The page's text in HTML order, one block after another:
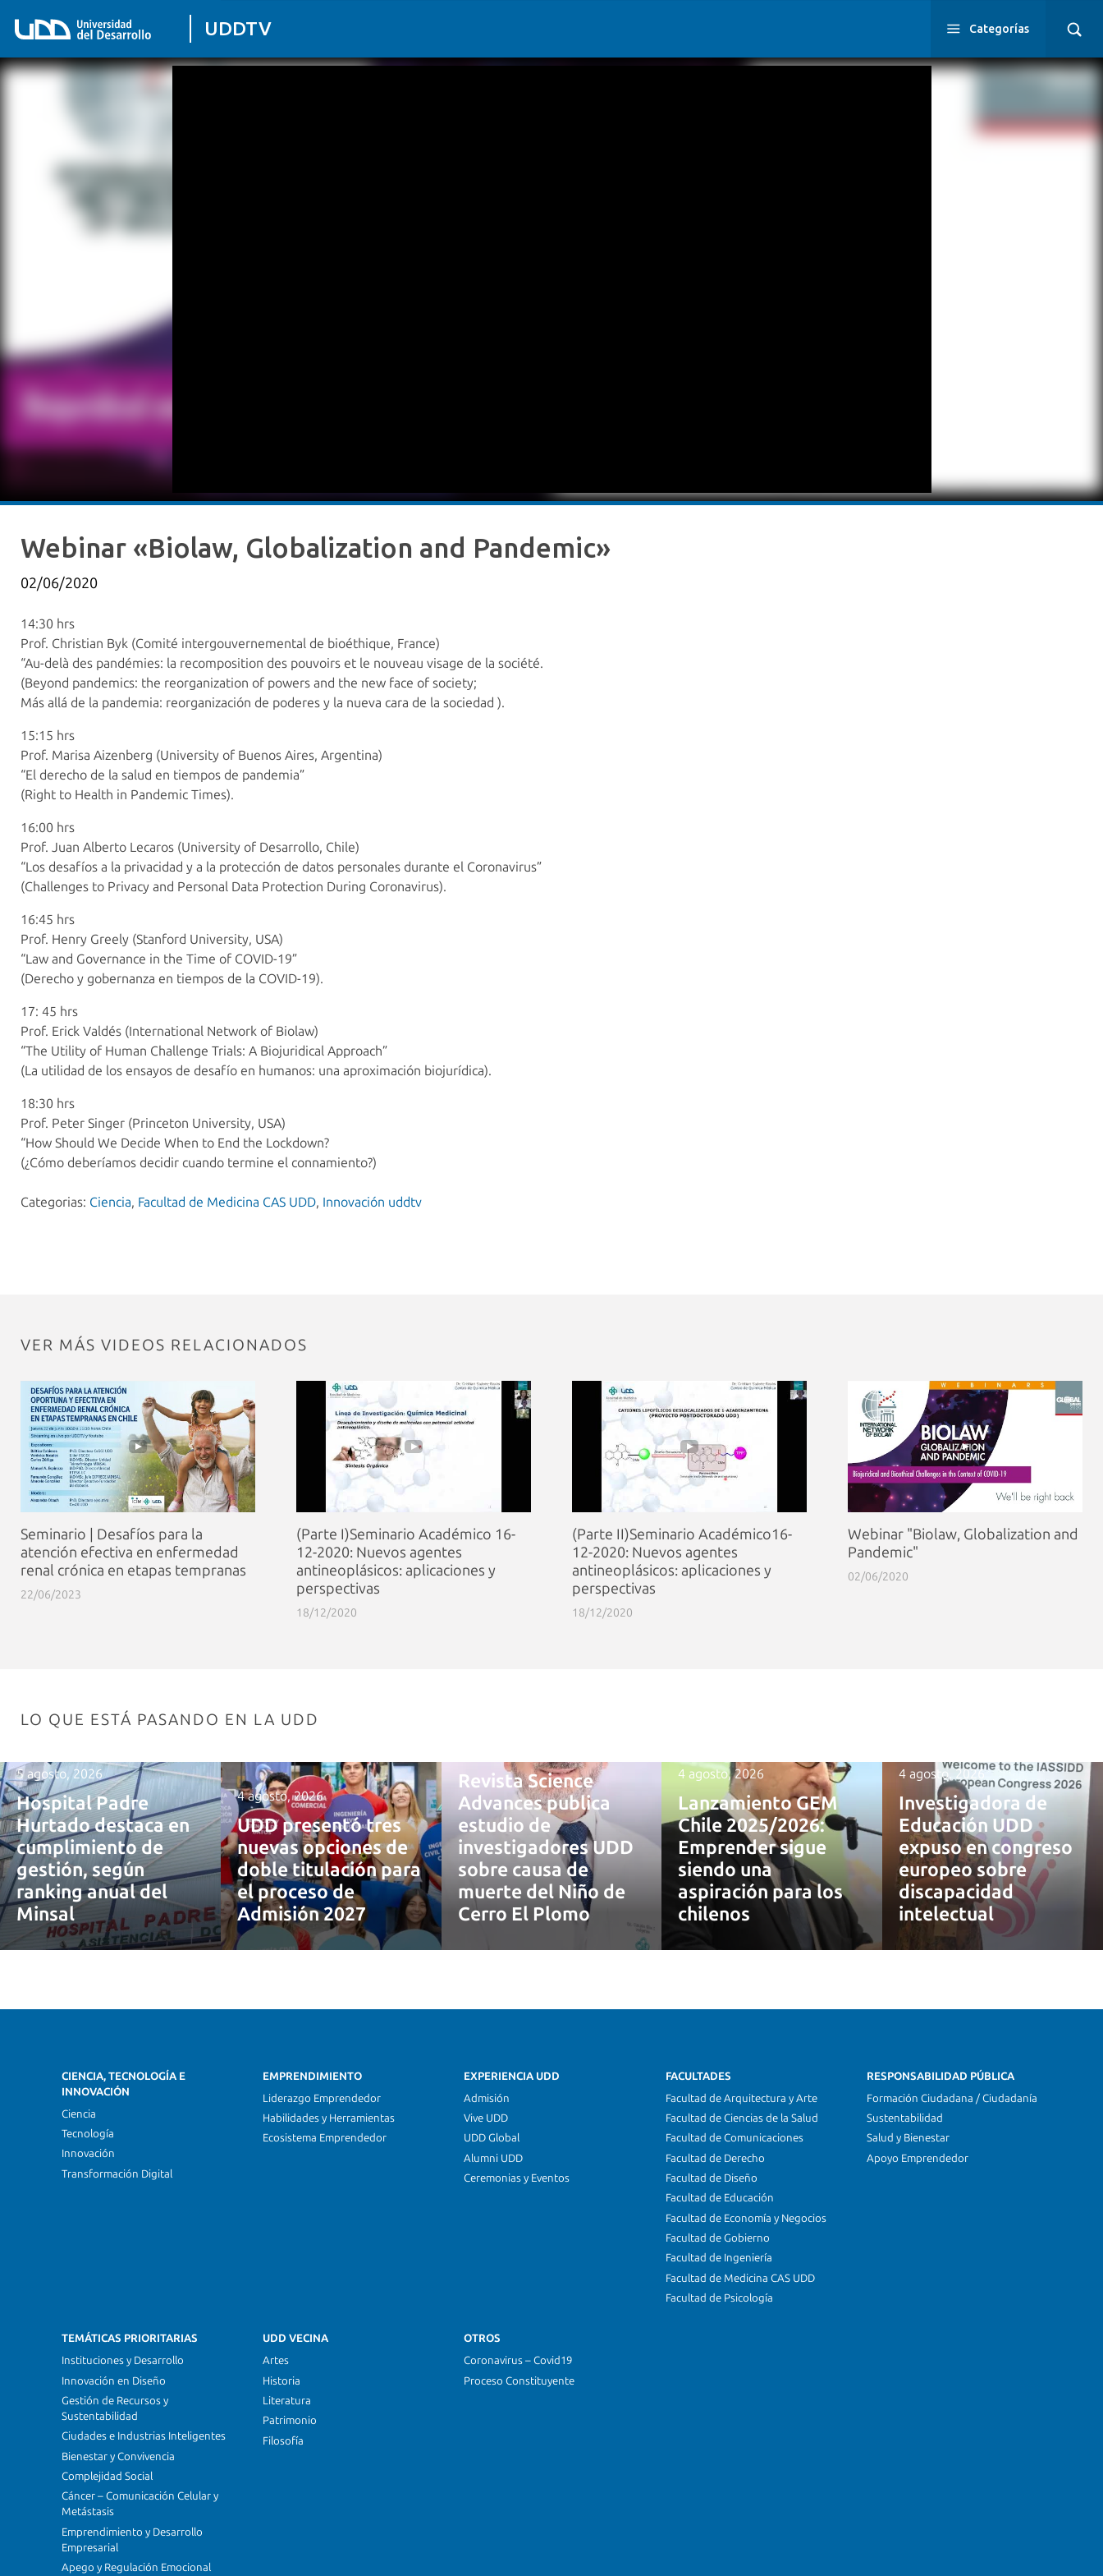
UDDTV Categorías
Webinar «Biolaw, Globalization and Pandemic»
02/06/2020
14:30 hrs
Prof. Christian Byk (Comité intergouvernemental de bioéthique, France)
“Au-delà des pandémies: la recomposition des pouvoirs et le nouveau visage de la société.
(Beyond pandemics: the reorganization of powers and the new face of society;
Más allá de la pandemia: reorganización de poderes y la nueva cara de la sociedad ).
15:15 hrs
Prof. Marisa Aizenberg (University of Buenos Aires, Argentina)
“El derecho de la salud en tiempos de pandemia”
(Right to Health in Pandemic Times).
16:00 hrs
Prof. Juan Alberto Lecaros (University of Desarrollo, Chile)
“Los desafíos a la privacidad y a la protección de datos personales durante el Coronavirus”
(Challenges to Privacy and Personal Data Protection During Coronavirus).
16:45 hrs
Prof. Henry Greely (Stanford University, USA)
“Law and Governance in the Time of COVID-19”
(Derecho y gobernanza en tiempos de la COVID-19).
17: 45 hrs
Prof. Erick Valdés (International Network of Biolaw)
“The Utility of Human Challenge Trials: A Biojuridical Approach”
(La utilidad de los ensayos de desafío en humanos: una aproximación biojurídica).
18:30 hrs
Prof. Peter Singer (Princeton University, USA)
“How Should We Decide When to End the Lockdown?
(¿Cómo deberíamos decidir cuando termine el connamiento?)
Categorias: Ciencia, Facultad de Medicina CAS UDD, Innovación uddtv
VER MÁS VIDEOS RELACIONADOS
Seminario | Desafíos para la
atención efectiva en enfermedad
renal crónica en etapas tempranas
22/06/2023
(Parte I)Seminario Académico 16-
12-2020: Nuevos agentes
antineoplásicos: aplicaciones y
perspectivas
18/12/2020
(Parte II)Seminario Académico16-
12-2020: Nuevos agentes
antineoplásicos: aplicaciones y
perspectivas
18/12/2020
Webinar "Biolaw, Globalization and
Pandemic"
02/06/2020
LO QUE ESTÁ PASANDO EN LA UDD
5 agosto, 2026
Hospital Padre
Hurtado destaca en
cumplimiento de
gestión, según
ranking anual del
Minsal
4 agosto, 2026
UDD presentó tres
nuevas opciones de
doble titulación para
el proceso de
Admisión 2027
Revista Science
Advances publica
estudio de
investigadores UDD
sobre causa de
muerte del Niño de
Cerro El Plomo
4 agosto, 2026
Lanzamiento GEM
Chile 2025/2026:
Emprender sigue
siendo una
aspiración para los
chilenos
4 agosto, 2026
Investigadora de
Educación UDD
expuso en congreso
europeo sobre
discapacidad
intelectual
CIENCIA, TECNOLOGÍA E
INNOVACIÓN
Ciencia
Tecnología
Innovación
Transformación Digital
EMPRENDIMIENTO
Liderazgo Emprendedor
Habilidades y Herramientas
Ecosistema Emprendedor
EXPERIENCIA UDD
Admisión
Vive UDD
UDD Global
Alumni UDD
Ceremonias y Eventos
FACULTADES
Facultad de Arquitectura y Arte
Facultad de Ciencias de la Salud
Facultad de Comunicaciones
Facultad de Derecho
Facultad de Diseño
Facultad de Educación
Facultad de Economía y Negocios
Facultad de Gobierno
Facultad de Ingeniería
Facultad de Medicina CAS UDD
Facultad de Psicología
RESPONSABILIDAD PÚBLICA
Formación Ciudadana / Ciudadanía
Sustentabilidad
Salud y Bienestar
Apoyo Emprendedor
TEMÁTICAS PRIORITARIAS
Instituciones y Desarrollo
Innovación en Diseño
Gestión de Recursos y
Sustentabilidad
Ciudades e Industrias Inteligentes
Bienestar y Convivencia
Complejidad Social
Cáncer – Comunicación Celular y
Metástasis
Emprendimiento y Desarrollo
Empresarial
Apego y Regulación Emocional
UDD VECINA
Artes
Historia
Literatura
Patrimonio
Filosofía
OTROS
Coronavirus – Covid19
Proceso Constituyente